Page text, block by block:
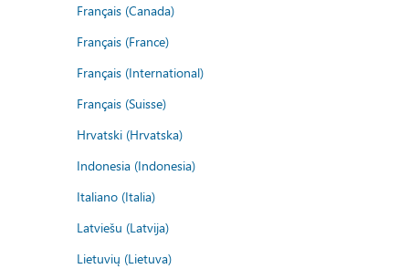
Français (Canada)
Français (France)
Français (International)
Français (Suisse)
Hrvatski (Hrvatska)
Indonesia (Indonesia)
Italiano (Italia)
Latviešu (Latvija)
Lietuvių (Lietuva)